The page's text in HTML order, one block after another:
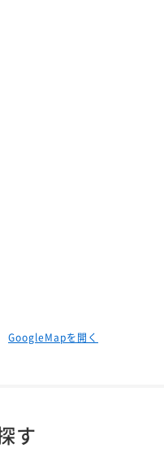
GoogleMapを開く
す